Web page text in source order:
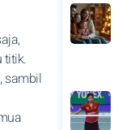
titik.
sambil